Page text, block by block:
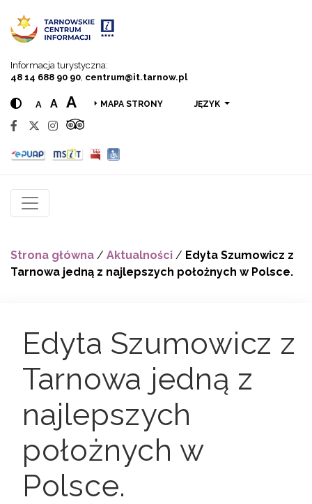
Informacja turystyczna:
48 14 688 90 90 centrum@it.tarnow.pl
A A A MAPA STRONY JĘZYK
Strona główna / Aktualności / Edyta Szumowicz z
Tarnowa jedną z najlepszych położnych w Polsce.
Edyta Szumowicz z
Tarnowa jedną z
najlepszych
położnych w
Polsce.